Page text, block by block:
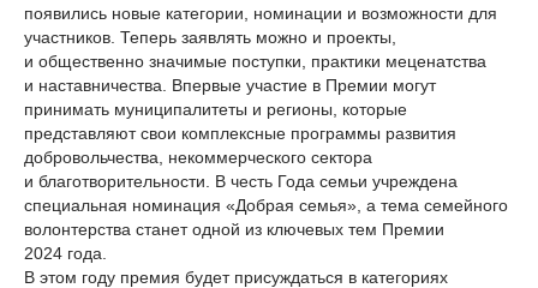
появились новые категории, номинации и возможности для
участников. Теперь заявлять можно и проекты,
и общественно значимые поступки, практики меценатства
и наставничества. Впервые участие в Премии могут
принимать муниципалитеты и регионы, которые
представляют свои комплексные программы развития
добровольчества, некоммерческого сектора
и благотворительности. В честь Года семьи учреждена
специальная номинация «Добрая семья», а тема семейного
волонтерства станет одной из ключевых тем Премии
2024 года.
В этом году премия будет присуждаться в категориях